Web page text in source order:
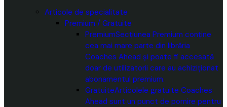
Articole de specialitate
Premium / Gratuite
PremiumSecțiunea Premium conține
cea mai mare parte din librăria
Coaches Ahead și poate fi accesată
doar de utilizatorii care au achiziționat
abonamentul premium.
GratuiteArticolele gratuite Coaches
Ahead sunt un punct de pornire pentru